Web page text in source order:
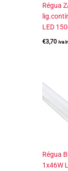
Régua
LED
€3,70 iva
Régua
1x46W